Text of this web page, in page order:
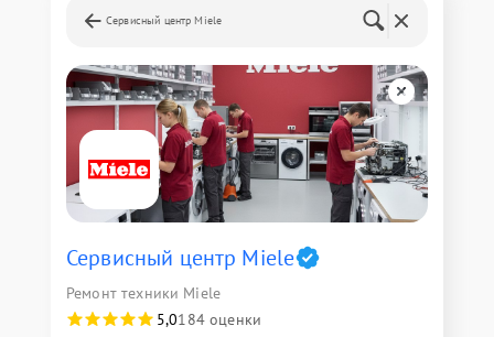
Сервисный центр Miele
Сервисный центр Miele
Ремонт техники Miele
5,0184 оценки